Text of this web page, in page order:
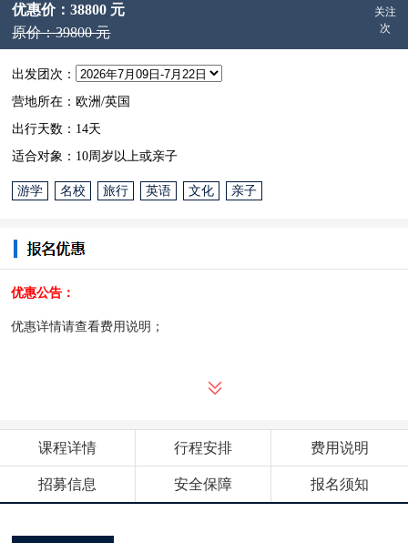
优惠价：38800 元
原价：39800 元
关注
次
出发团次：
营地所在：欧洲/英国
出行天数：14天
适合对象：10周岁以上或亲子
游学 名校 旅行 英语 文化 亲子
优惠公告：
优惠详情请查看费用说明；
课程详情 行程安排 费用说明
招募信息 安全保障 报名须知